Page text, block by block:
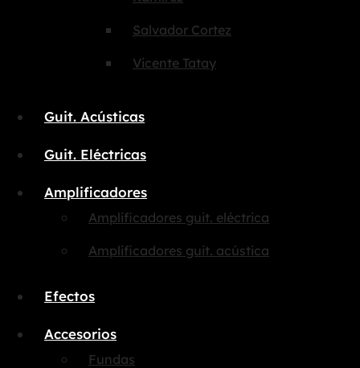
Salvador Cortez
Vicente Tatay
Guit. Acústicas
Guit. Eléctricas
Amplificadores
Amplificadores guit. eléctrica
Amplificadores guit. acústica
Efectos
Accesorios
Fundas